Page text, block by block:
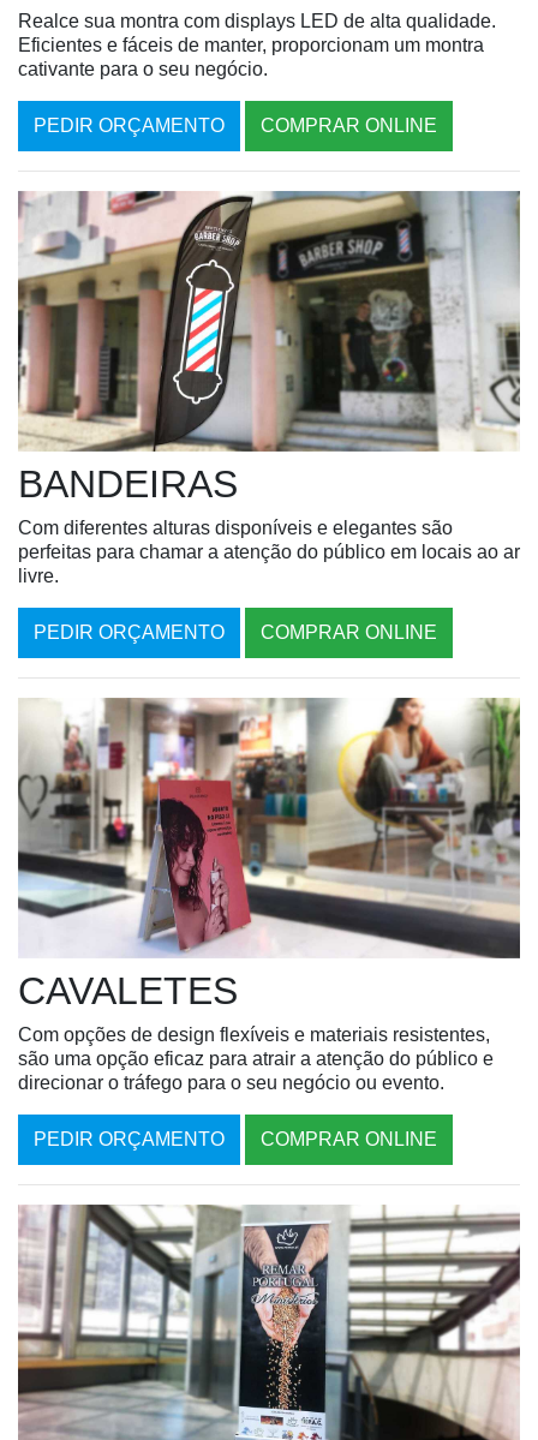
Realce sua montra com displays LED de alta qualidade.
Eficientes e fáceis de manter, proporcionam um montra
cativante para o seu negócio.
PEDIR ORÇAMENTO COMPRAR ONLINE
BANDEIRAS
Com diferentes alturas disponíveis e elegantes são
perfeitas para chamar a atenção do público em locais ao ar
livre.
PEDIR ORÇAMENTO COMPRAR ONLINE
CAVALETES
Com opções de design flexíveis e materiais resistentes,
são uma opção eficaz para atrair a atenção do público e
direcionar o tráfego para o seu negócio ou evento.
PEDIR ORÇAMENTO COMPRAR ONLINE